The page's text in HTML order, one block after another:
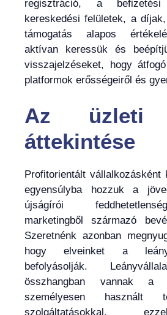
regisztráció, a
kereskedési felületek, a
támogatás alapos
aktívan keressük és
visszajelzéseket, hogy
platformok erősségeiről és
Az üzleti
áttekintése
Profitorientált vállalkozásként
egyensúlyba hozzuk a
újságírói
marketingből származó
Szeretnénk azonban
hogy elveinket a
befolyásolják.
összhangban vannak a
személyesen használt
szolgáltatásokkal,